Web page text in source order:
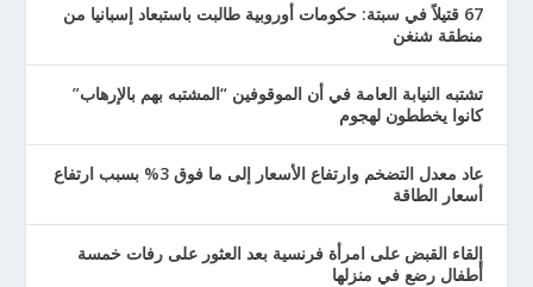
67 قتيلاً في سبتة: حكومات أوروبية طالبت باستبعاد إسبانيا من
منطقة شنغن
تشتبه النيابة العامة في أن الموقوفين “المشتبه بهم بالإرهاب”
كانوا يخططون لهجوم
عاد معدل التضخم وارتفاع الأسعار إلى ما فوق 3% بسبب ارتفاع
أسعار الطاقة
إلقاء القبض على امرأة فرنسية بعد العثور على رفات خمسة
أطفال رضع في منزلها